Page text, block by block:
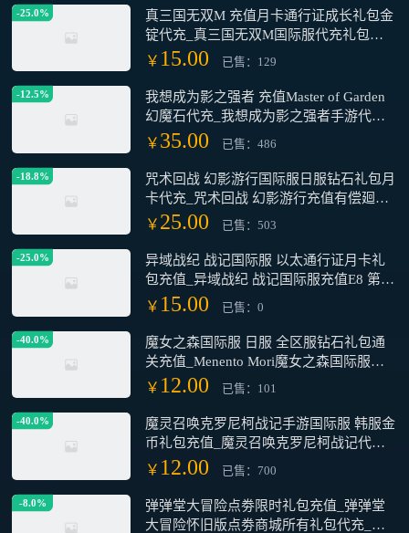
包代充
-25.0%
真三国无双M 充值月卡通行证成长礼包金
锭代充_真三国无双M国际服代充礼包月
卡充值储值氪金_真三国无双M国际服充
￥ 15.00 已售：129
-12.5%
我想成为影之强者 充值Master of Garden
幻魔石代充_我想成为影之强者手游代充
港台服 幻魔石通行证白卡充值_我想成为
影之强者 Master of Garden港台服 幻魔石
通行证代充值
￥ 35.00 已售：486
-18.8%
咒术回战 幻影游行国际服日服钻石礼包月
卡代充_咒术回战 幻影游行充值有偿廻珠
礼包月卡_咒术回战 幻影游行 全区服 日服
￥ 25.00 已售：503
-25.0%
异域战纪 战记国际服 以太通行证月卡礼
包充值_异域战纪 战记国际服充值E8 第八
史诗太乙月卡通行证代充储值氪金
_Outerplane异域战纪国际服代充充值氪金
￥ 15.00 已售：0
-40.0%
魔女之森国际服 日服 全区服钻石礼包通
关充值_Menento Mori魔女之森国际服礼
包钻石月卡组合包代充_魔女之森国际服
￥ 12.00 已售：101
-40.0%
魔灵召唤克罗尼柯战记手游国际服 韩服金
币礼包充值_魔灵召唤克罗尼柯战记代充
金币礼包通行证_魔灵召唤克罗尼柯战记
￥ 12.00 已售：700
-8.0%
弹弹堂大冒险点劵限时礼包充值_弹弹堂
大冒险怀旧版点劵商城所有礼包代充_弹